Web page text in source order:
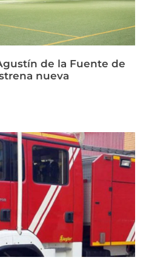
de la Fuente de
nueva